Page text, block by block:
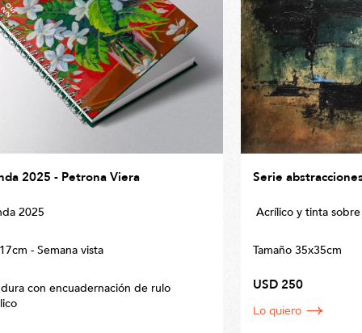
2025 - Petrona Viera
2025
- Semana vista
dura con encuadernación de rulo
Serie
Acrílico y tinta
Tamaño 35x35cm
USD 250
Lo quiero